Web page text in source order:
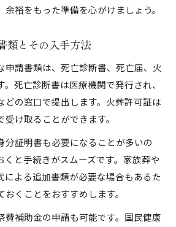
裕をもった準備を心がけましょう。
類とその入手方法
申請書類は、死亡診断書、死亡届、火
死亡診断書は医療機関で発行され、
どの窓口で提出します。火葬許可証は
け取ることができます。
分証明書も必要になることが多いの
くと手続きがスムーズです。家族葬や
による追加書類が必要な場合もあるた
くことをおすすめします。
費補助金の申請も可能です。国民健康